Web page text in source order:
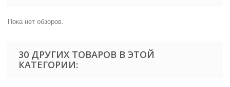
Пока нет обзоров.
30 ДРУГИХ ТОВАРОВ В ЭТОЙ
КАТЕГОРИИ: